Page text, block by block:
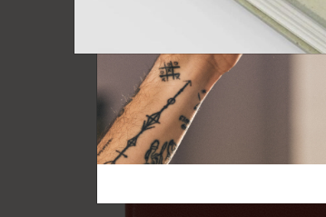
サブカテゴリ
サブカテゴリ